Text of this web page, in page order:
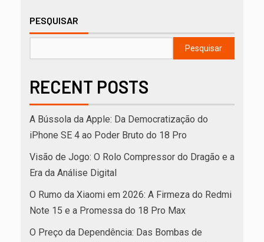
PESQUISAR
Pesquisar
RECENT POSTS
A Bússola da Apple: Da Democratização do
iPhone SE 4 ao Poder Bruto do 18 Pro
Visão de Jogo: O Rolo Compressor do Dragão e a
Era da Análise Digital
O Rumo da Xiaomi em 2026: A Firmeza do Redmi
Note 15 e a Promessa do 18 Pro Max
O Preço da Dependência: Das Bombas de